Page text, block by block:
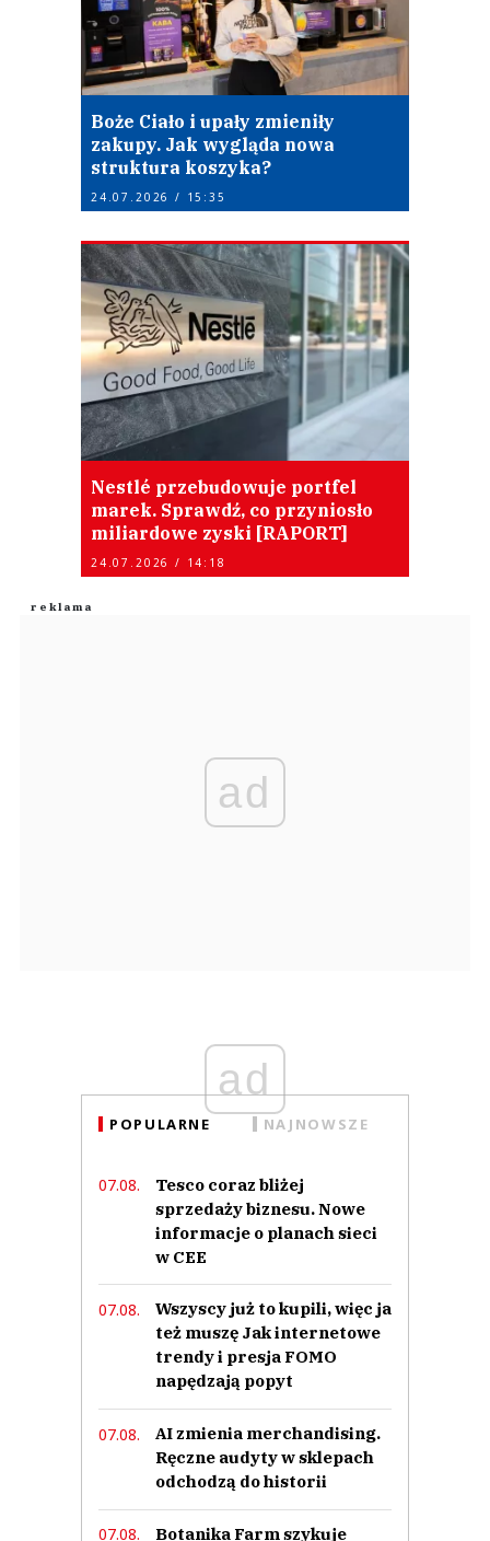
Boże Ciało i upały zmieniły
zakupy. Jak wygląda nowa
struktura koszyka?
24.07.2026 / 15:35
Nestlé przebudowuje portfel
marek. Sprawdź, co przyniosło
miliardowe zyski [RAPORT]
24.07.2026 / 14:18
ad
ad
POPULARNE NAJNOWSZE
07.08.
Tesco coraz bliżej
sprzedaży biznesu. Nowe
informacje o planach sieci
w CEE
07.08.
Wszyscy już to kupili, więc ja
też muszę Jak internetowe
trendy i presja FOMO
napędzają popyt
07.08.
AI zmienia merchandising.
Ręczne audyty w sklepach
odchodzą do historii
07.08. Botanika Farm szykuje